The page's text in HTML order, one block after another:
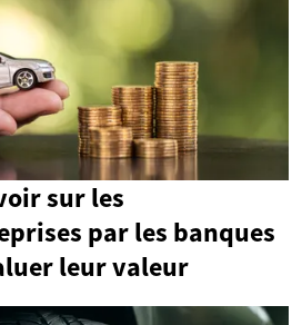
sur les
par les banques
leur valeur